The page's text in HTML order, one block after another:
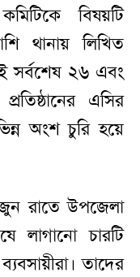
বিষয়টি
থানায় লিখিত
সর্বশেষ ২৬ এবং
এসির
অংশ চুরি হয়ে
রাতে উপজেলা
লাগানো চারটি
তাদের